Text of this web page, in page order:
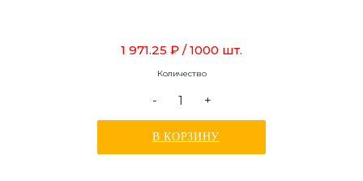
1 971.25 ₽ / 1000 шт.
Количество
- +
В КОРЗИНУ